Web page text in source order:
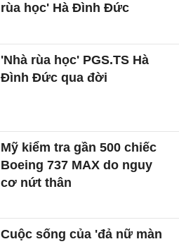
rùa học' Hà Đình Đức
'Nhà rùa học' PGS.TS Hà
Đình Đức qua đời
Mỹ kiểm tra gần 500 chiếc
Boeing 737 MAX do nguy
cơ nứt thân
Cuộc sống của 'đả nữ màn